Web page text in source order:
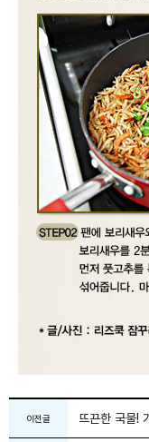
이전글 뜨끈한 국물!